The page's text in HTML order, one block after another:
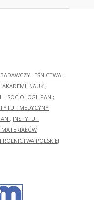
LEŚNICTWA ;
AKADEMII NAUK ;
I SOCJOLOGII PAN ;
MEDYCYNY
; INSTYTUT
POLSKIEJ